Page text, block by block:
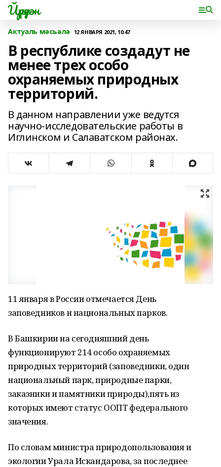
Йүрүҙән
Актуаль мәсьәлә 12 ЯНВАРЯ 2021, 10:47
В республике создадут не
менее трех особо
охраняемых природных
территорий.
В данном направлении уже ведутся
научно-исследовательские работы в
Иглинском и Салаватском районах.
11 января в России отмечается День
заповедников и национальных парков.
В Башкирии на сегодняшний день
функционируют 214 особо охраняемых
природных территорий (заповедники, один
национальный парк, природные парки,
заказники и памятники природы),пять из
которых имеют статус ООПТ федерального
значения.
По словам министра природопользования и
экологии Урала Искандарова, за последнее